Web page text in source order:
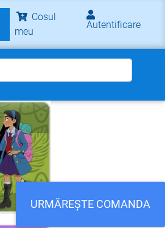
Cosul
meu
Autentificare
URMĂREȘTE COMANDA